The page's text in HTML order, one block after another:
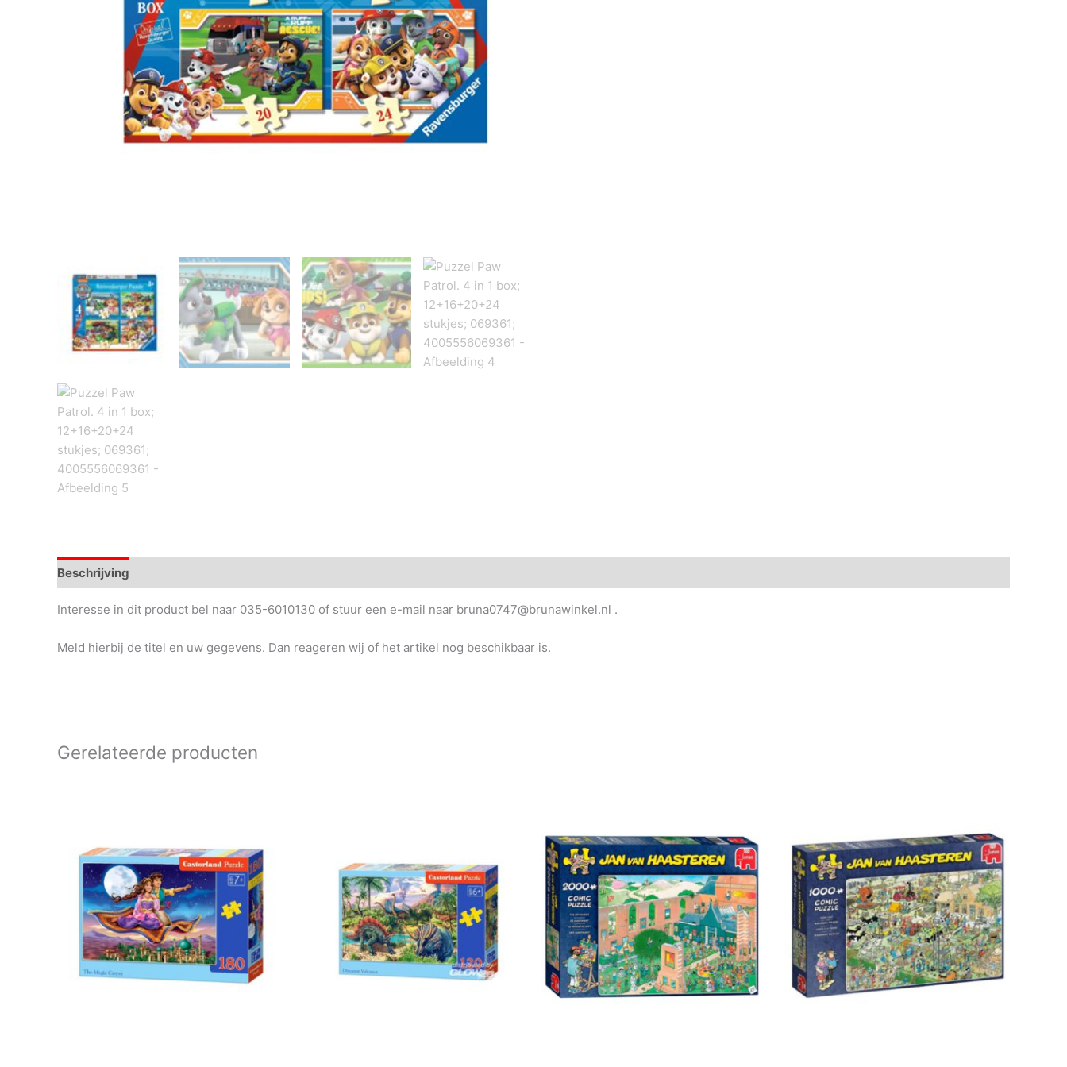
Beschrijving
Interesse in dit product bel naar 035-6010130 of stuur een e-mail naar bruna0747@brunawinkel.nl .
Meld hierbij de titel en uw gegevens. Dan reageren wij of het artikel nog beschikbaar is.
Gerelateerde producten